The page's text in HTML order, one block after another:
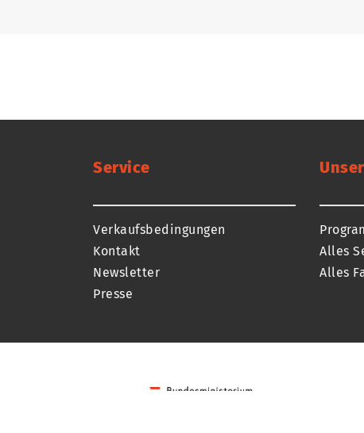
Service
Verkaufsbedingungen
Kontakt
Newsletter
Presse
Alles
Alles